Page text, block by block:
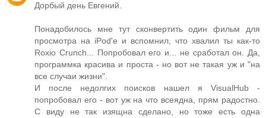
Дорбый день Евгений.
Понадобилось мне тут сконвертить один фильм для
просмотра на iPod'е и вспомнил, что хвалил ты как-то
Roxio Crunch... Попробовал его и... не сработал он. Да,
программка красива и проста - но вот не такая уж и "на
все случаи жизни".
И после недолгих поисков нашел я VisualHub -
попробовал его - вот уж на что всеядна, прям радостно.
С виду не так изящна сделано, но тоже есть одна